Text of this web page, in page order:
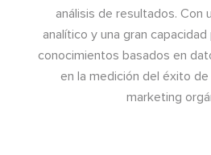
análisis de resultados. Con
analítico y una gran
conocimientos basados en
en la medición del éxito
marketing